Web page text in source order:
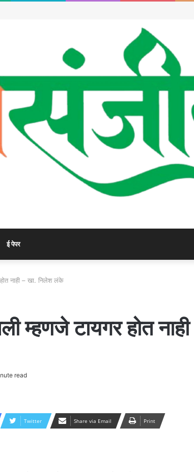
ई पेपर
नाही – खा. निलेश लंके
म्हणजे टायगर होत
read
Twitter Share via Email Print